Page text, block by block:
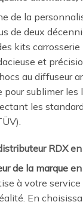
de la
de deux
kits carrosserie
et
au diffuseur
sublimer les
les
RDX
de la marque
à votre
En